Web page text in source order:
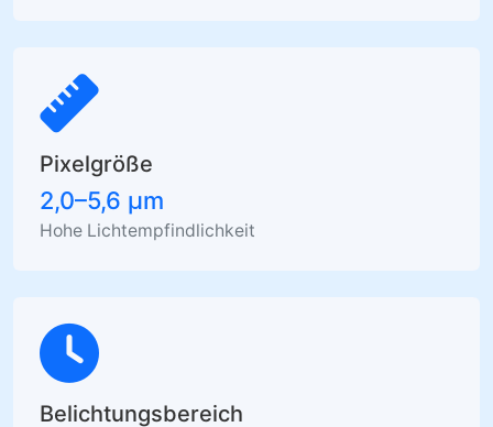
Pixelgröße
2,0–5,6 µm
Hohe Lichtempfindlichkeit
Belichtungsbereich